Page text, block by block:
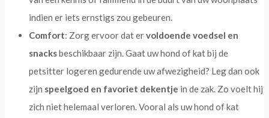
indien er iets ernstigs zou gebeuren.
Comfort: Zorg ervoor dat ervoldoende voedsel en
snacksbeschikbaar zijn. Gaat uw hond of kat bij de
petsitter logeren gedurende uw afwezigheid? Leg dan ook
zijn speelgoed en favoriet dekentje in de zak. Zo voelt hij
zich niet helemaal verloren. Vooral als uw hond of kat